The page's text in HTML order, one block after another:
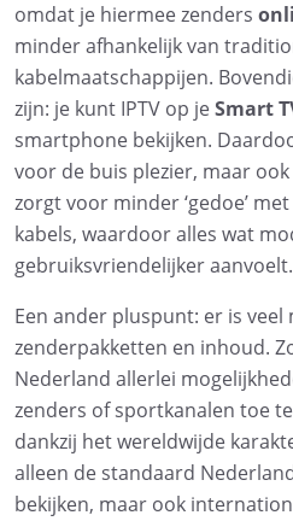
omdat je hiermee zenders
minder afhankelijk van
kabelmaatschappijen.
zijn: je kunt IPTV op jeSmart
smartphone bekijken.
voor de buis plezier, maar
zorgt voor minder ‘gedoe’
kabels, waardoor alles wat
gebruiksvriendelijker aanvoelt.
Een ander pluspunt: er is veel
zenderpakketten en inhoud.
Nederland allerlei
zenders of sportkanalen toe
dankzij het wereldwijde
alleen de standaard
bekijken, maar ook